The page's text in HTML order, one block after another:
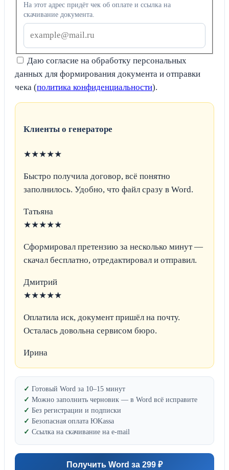
На этот адрес придёт чек об оплате и ссылка на
скачивание документа.
Даю согласие на обработку персональных
данных для формирования документа и отправки
чека (политика конфиденциальности).
Клиенты о генераторе
★★★★★
Быстро получила договор, всё понятно
заполнилось. Удобно, что файл сразу в Word.
Татьяна
★★★★★
Сформировал претензию за несколько минут —
скачал бесплатно, отредактировал и отправил.
Дмитрий
★★★★★
Оплатила иск, документ пришёл на почту.
Осталась довольна сервисом бюро.
Ирина
Готовый Word за 10–15 минут
Можно заполнить черновик — в Word всё исправите
Без регистрации и подписки
Безопасная оплата ЮKassa
Ссылка на скачивание на e-mail
Получить Word за 299 ₽